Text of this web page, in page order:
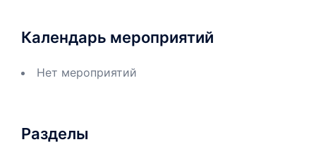
Календарь мероприятий
Нет мероприятий
Разделы